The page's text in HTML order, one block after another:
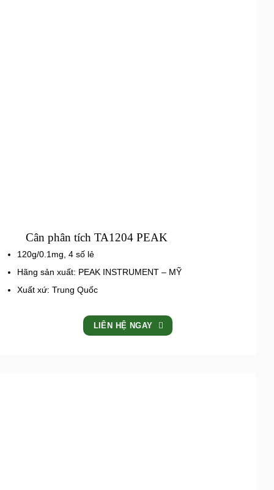
Cân phân tích TA1204 PEAK
120g/0.1mg, 4 số lẻ
Hãng sản xuất: PEAK INSTRUMENT – MỸ
Xuất xứ: Trung Quốc
LIÊN HỆ NGAY